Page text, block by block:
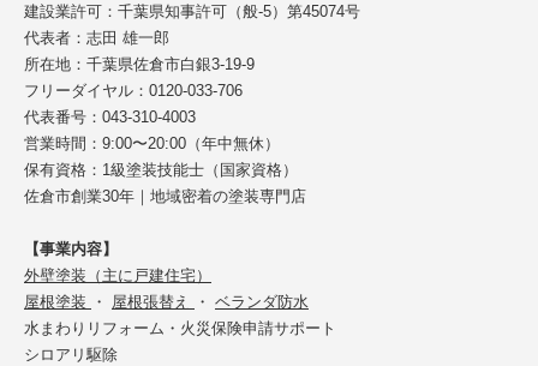
建設業許可：千葉県知事許可（般-5）第45074号
代表者：志田 雄一郎
所在地：千葉県佐倉市白銀3-19-9
フリーダイヤル：0120-033-706
代表番号：043-310-4003
営業時間：9:00〜20:00（年中無休）
保有資格：1級塗装技能士（国家資格）
佐倉市創業30年｜地域密着の塗装専門店
【事業内容】
外壁塗装（主に戸建住宅）
屋根塗装
・ 屋根張替え ・ ベランダ防水
水まわりリフォーム・火災保険申請サポート
シロアリ駆除